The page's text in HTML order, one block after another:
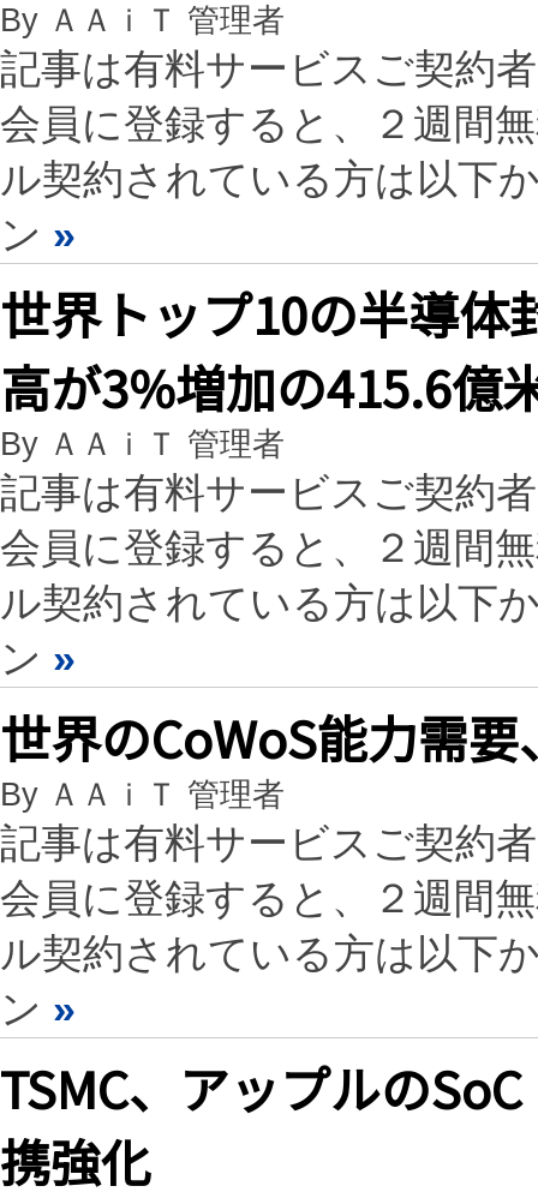
By ＡＡｉＴ 管理者
記事は有料サービスご契約
会員に登録すると、２週間
ル契約されている方は以下
ン »
世界トップ10の半導体
高が3%増加の415.6億
By ＡＡｉＴ 管理者
記事は有料サービスご契約
会員に登録すると、２週間
ル契約されている方は以下
ン »
世界のCoWoS能力需
By ＡＡｉＴ 管理者
記事は有料サービスご契約
会員に登録すると、２週間
ル契約されている方は以下
ン »
TSMC、アップルの
携強化